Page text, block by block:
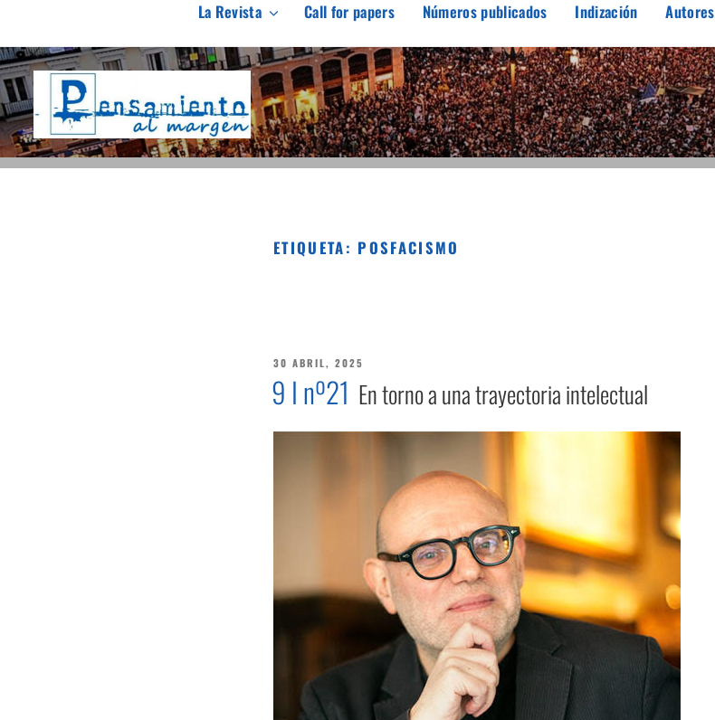
contenido
PENSAMIENTO AL MARGEN
Revista de investigación independiente y con especial interés en el pensamiento crítico
La Revista Call for papers Números publicados Indización Autores
ETIQUETA: POSFACISMO
PUBLICADO
30 ABRIL, 2025
9 I nº21 En torno a una trayectoria intelectual